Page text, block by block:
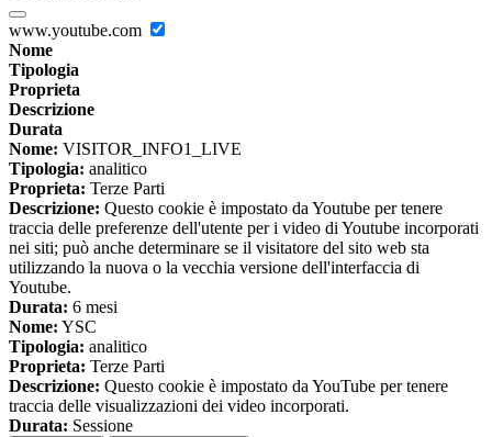
www.youtube.com
Nome
Tipologia
Proprieta
Descrizione
Durata
Nome: VISITOR_INFO1_LIVE
Tipologia: analitico
Proprieta: Terze Parti
Descrizione: Questo cookie è impostato da Youtube per tenere
traccia delle preferenze dell'utente per i video di Youtube incorporati
nei siti; può anche determinare se il visitatore del sito web sta
utilizzando la nuova o la vecchia versione dell'interfaccia di
Youtube.
Durata: 6 mesi
Nome: YSC
Tipologia: analitico
Proprieta: Terze Parti
Descrizione: Questo cookie è impostato da YouTube per tenere
traccia delle visualizzazioni dei video incorporati.
Durata: Sessione